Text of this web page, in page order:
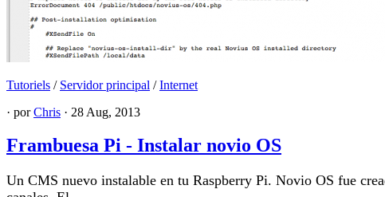
Tutoriels / Servidor principal /Internet
· porChris · 28 Aug, 2013
Frambuesa Pi - Instalar novio OS
Un CMS nuevo instalable en tu Raspberry Pi. Novio OS fue